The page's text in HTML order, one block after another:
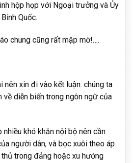
hộp họp với Ngoại trưởng và Ủy
Quốc.
chung cũng rất mập mờ!….
nên xin đi vào kết luận: chúng ta
về diễn biến trong ngôn ngữ của
nhiều khó khăn nội bộ nên cần
người dân, và bọc xuôi theo áp
trong đảng hoặc xu hướng